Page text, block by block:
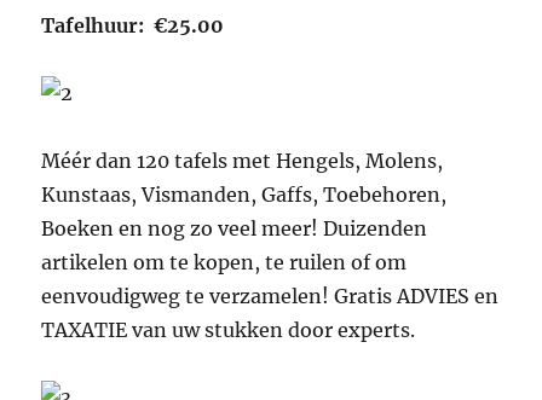
Tafelhuur: €25.00
Méér dan 120 tafels met Hengels, Molens,
Kunstaas, Vismanden, Gaffs, Toebehoren,
Boeken en nog zo veel meer! Duizenden
artikelen om te kopen, te ruilen of om
eenvoudigweg te verzamelen! Gratis ADVIES en
TAXATIE van uw stukken door experts.